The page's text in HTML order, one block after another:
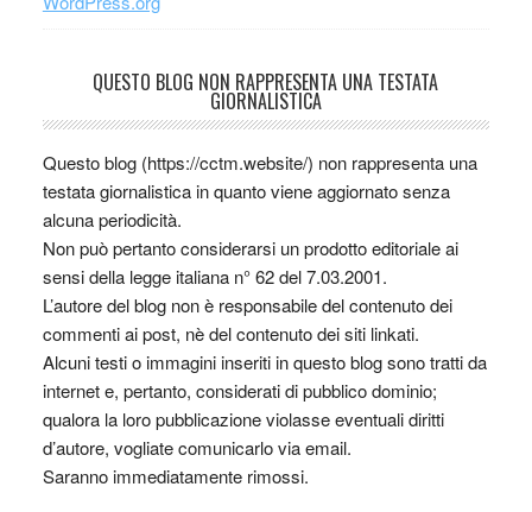
QUESTO BLOG NON RAPPRESENTA UNA TESTATA
GIORNALISTICA
Questo blog (https://cctm.website/) non rappresenta una
testata giornalistica in quanto viene aggiornato senza
alcuna periodicità.
Non può pertanto considerarsi un prodotto editoriale ai
sensi della legge italiana n° 62 del 7.03.2001.
L’autore del blog non è responsabile del contenuto dei
commenti ai post, nè del contenuto dei siti linkati.
Alcuni testi o immagini inseriti in questo blog sono tratti da
internet e, pertanto, considerati di pubblico dominio;
qualora la loro pubblicazione violasse eventuali diritti
d’autore, vogliate comunicarlo via email.
Saranno immediatamente rimossi.